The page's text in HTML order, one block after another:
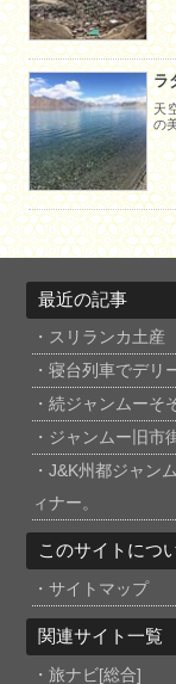
ラ
天
の
最近の記事
スリランカ土産
寝台列車でデリ
続ジャンムーそ
ジャンムー旧市
J&K州都ジャン
ィナー。
このサイトにつ
サイトマップ
関連サイト一覧
旅ナビ[総合]